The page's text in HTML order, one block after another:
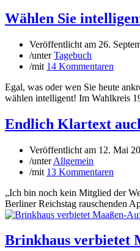
Wählen Sie
Veröffentlicht am 26.
/unterTagebuch
/mit 14 Kommentaren
Egal, was oder wen Sie heute
wählen intelligent! Im Wahlkreis
Endlich Klartext
Veröffentlicht am 12. Mai
/unterAllgemein
/mit 13 Kommentaren
„Ich bin noch kein Mitglied der
Berliner Reichstag rauschenden
Brinkhaus verbietet